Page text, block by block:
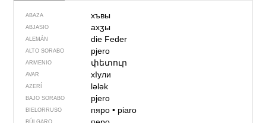
ABAZA хъвы
ABJASIO ахӡы
ALEMÁN die Feder
ALTO SORABO pjero
ARMENIO փետուր
AVAR хIули
AZERÍ lələk
BAJO SORABO pjero
BIELORRUSO пяро• piaro
BÚLGARO